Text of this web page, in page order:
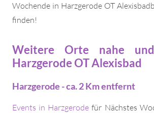
Wochende in Harzgerode OT
finden!
Weitere Orte nahe
Harzgerode OT Alexisbad
Harzgerode - ca. 2 Km entfernt
Events in Harzgerode für Nächstes